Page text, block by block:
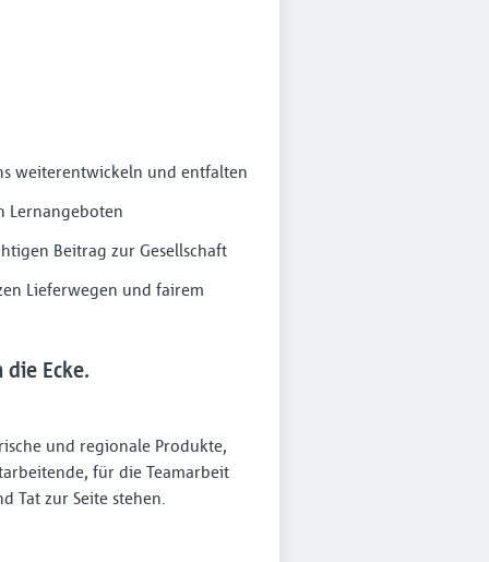
weiterentwickeln und entfalten
Lernangeboten
Beitrag zur Gesellschaft
Lieferwegen und fairem
Ecke.
und regionale Produkte,
für die Teamarbeit
Tat zur Seite stehen.